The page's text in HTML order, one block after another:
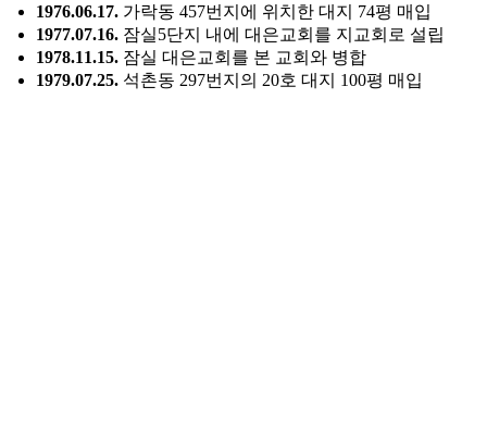
1976.06.17. 가락동 457번지에 위치한 대지 74평 매입
1977.07.16. 잠실5단지 내에 대은교회를 지교회로 설립
1978.11.15. 잠실 대은교회를 본 교회와 병합
1979.07.25. 석촌동 297번지의 20호 대지 100평 매입